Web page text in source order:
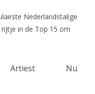
Nederlandstalige
in de Top 15 om
Artiest